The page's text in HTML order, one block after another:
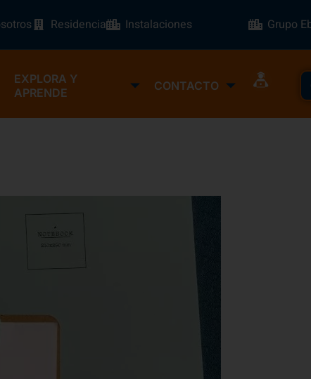
Residencia Instalaciones Grupo
EXPLORA Y
APRENDE
CONTACTO